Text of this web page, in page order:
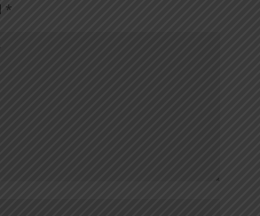
*